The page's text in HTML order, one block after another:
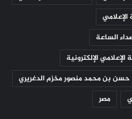
الإعلامي
الساعة
الإعلامي الإلكترونية
حسن بن محمد منصور مخزم الدغريري
مصر